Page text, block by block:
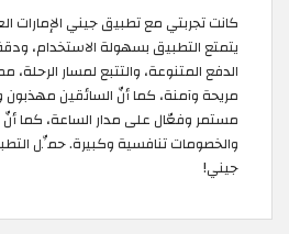
كانت تجربتي مع تطبيق جيني الإمارات
يتمتع التطبيق بسهولة الاستخدام،
الدفع المتنوعة، والتتبع لمسار الرحلة،
مريحة وآمنة، كما أنّ السائقين مهذبون
مستمر وفعّال على مدار الساعة، كما
والخصومات تنافسية وكبيرة. حمِّل
جيني!